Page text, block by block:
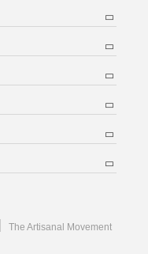
The Artisanal Movement